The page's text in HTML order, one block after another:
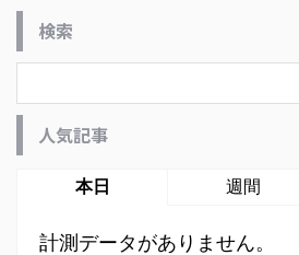
検索
人気記事
本日 週間
計測データがありません。